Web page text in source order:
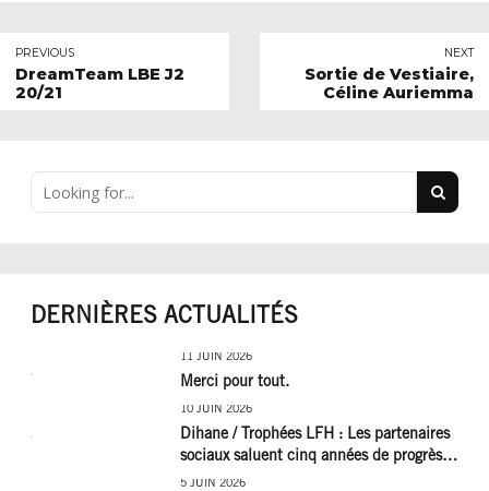
PREVIOUS
DreamTeam LBE J2
20/21
NEXT
Sortie de Vestiaire,
Céline Auriemma
DERNIÈRES ACTUALITÉS
11 JUIN 2026
Merci pour tout.
10 JUIN 2026
Dihane / Trophées LFH : Les partenaires
sociaux saluent cinq années de progrès
social et les efforts à poursuivre !
5 JUIN 2026